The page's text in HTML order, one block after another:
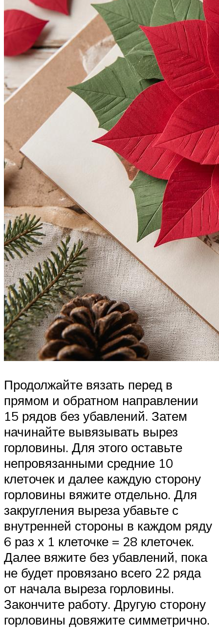
Продолжайте вязать перед в
прямом и обратном направлении
15 рядов без убавлений. Затем
начинайте вывязывать вырез
горловины. Для этого оставьте
непровязанными средние 10
клеточек и далее каждую сторону
горловины вяжите отдельно. Для
закругления выреза убавьте с
внутренней стороны в каждом ряду
6 раз х 1 клеточке = 28 клеточек.
Далее вяжите без убавлений, пока
не будет провязано всего 22 ряда
от начала выреза горловины.
Закончите работу. Другую сторону
горловины довяжите симметрично.